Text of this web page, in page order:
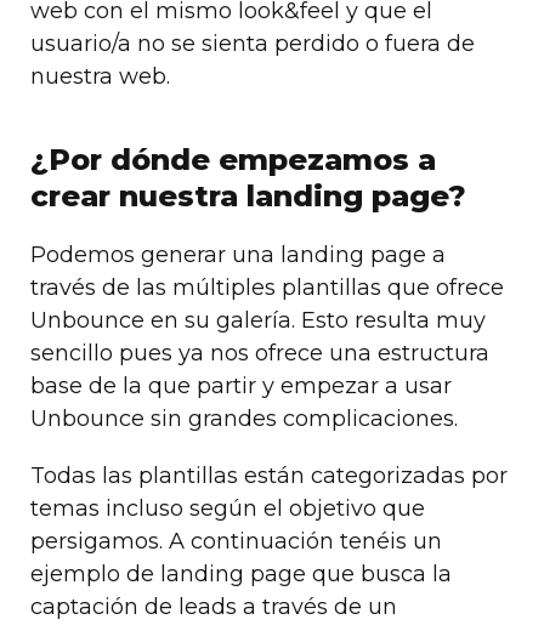
web con el mismo look&feel y que el
usuario/a no se sienta perdido o fuera de
nuestra web.
¿Por dónde empezamos a
crear nuestra landing page?
Podemos generar una landing page a
través de las múltiples plantillas que ofrece
Unbounce en su galería. Esto resulta muy
sencillo pues ya nos ofrece una estructura
base de la que partir y empezar a usar
Unbounce sin grandes complicaciones.
Todas las plantillas están categorizadas por
temas incluso según el objetivo que
persigamos. A continuación tenéis un
ejemplo de landing page que busca la
captación de leads a través de un